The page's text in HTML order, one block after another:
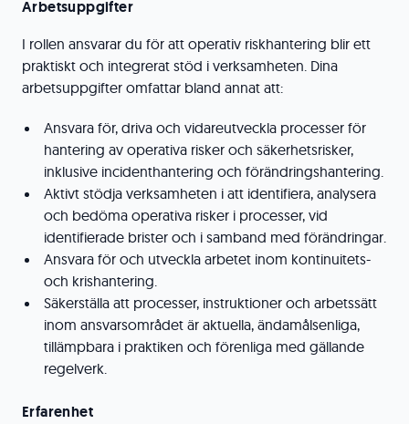
Arbetsuppgifter
I rollen ansvarar du för att operativ riskhantering blir ett
praktiskt och integrerat stöd i verksamheten. Dina
arbetsuppgifter omfattar bland annat att:
Ansvara för, driva och vidareutveckla processer för
hantering av operativa risker och säkerhetsrisker,
inklusive incidenthantering och förändringshantering.
Aktivt stödja verksamheten i att identifiera, analysera
och bedöma operativa risker i processer, vid
identifierade brister och i samband med förändringar.
Ansvara för och utveckla arbetet inom kontinuitets-
och krishantering.
Säkerställa att processer, instruktioner och arbetssätt
inom ansvarsområdet är aktuella, ändamålsenliga,
tillämpbara i praktiken och förenliga med gällande
regelverk.
Erfarenhet